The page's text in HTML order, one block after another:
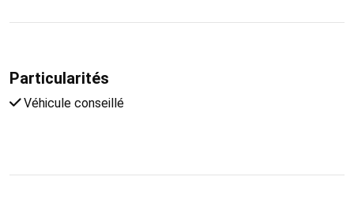
Particularités
Véhicule conseillé